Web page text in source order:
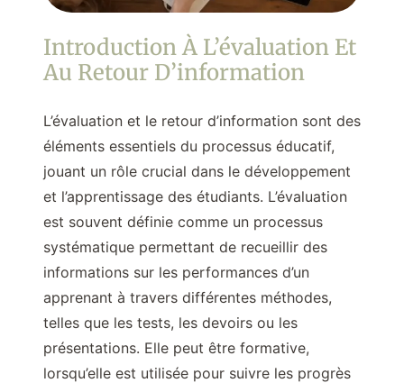
Introduction À L’évaluation Et
Au Retour D’information
L’évaluation et le retour d’information sont des
éléments essentiels du processus éducatif,
jouant un rôle crucial dans le développement
et l’apprentissage des étudiants. L’évaluation
est souvent définie comme un processus
systématique permettant de recueillir des
informations sur les performances d’un
apprenant à travers différentes méthodes,
telles que les tests, les devoirs ou les
présentations. Elle peut être formative,
lorsqu’elle est utilisée pour suivre les progrès